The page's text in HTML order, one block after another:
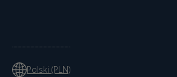
Polski (PLN)